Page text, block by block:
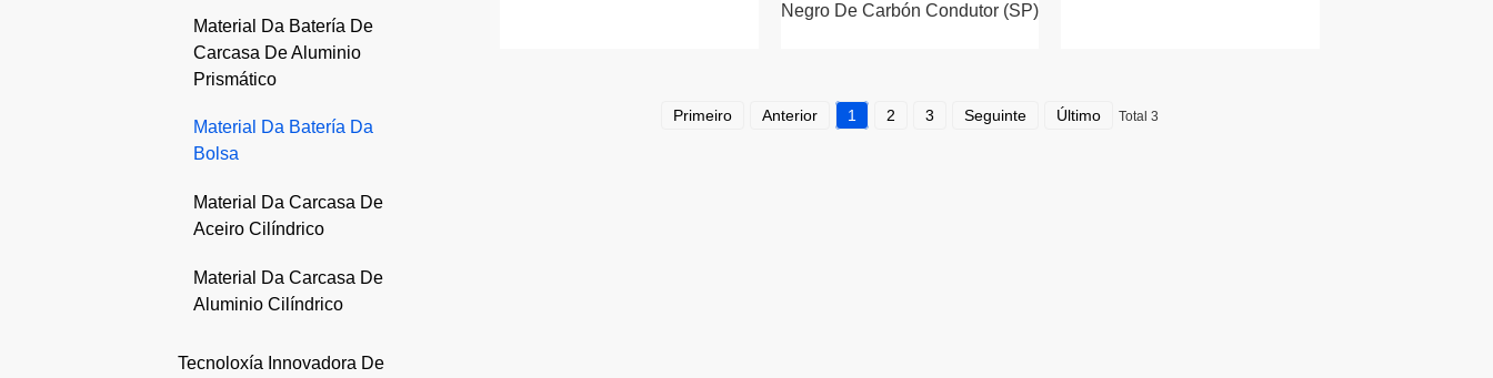
Material Da Batería De
Carcasa De Aluminio
Prismático
Material Da Batería Da
Bolsa
Material Da Carcasa De
Aceiro Cilíndrico
Material Da Carcasa De
Aluminio Cilíndrico
Tecnoloxía Innovadora De
Negro De Carbón Condutor (SP)
Primeiro Anterior 1 2 3 Seguinte Último Total 3